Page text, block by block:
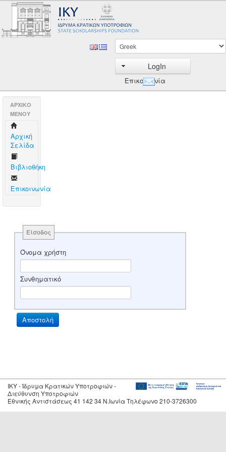
LogIn
Επικοινωνία
AΡΧΙΚΟ
ΜΕΝΟΥ
Aρχική
Σελίδα
Βιβλιοθήκη
Επικοινωνία
Είσοδος
Όνομα χρήστη
Συνθηματικό
IKY - Ίδρυμα Κρατικών Υποτροφιών -
Διεύθυνση Υποτροφιών
Εθνικής Αντιστάσεως 41 142 34 Ν.Ιωνία Τηλέφωνο 210-3726300